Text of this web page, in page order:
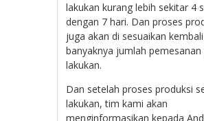
lakukan kurang lebih sekitar 4
dengan 7 hari. Dan proses
juga akan di sesuaikan
banyaknya jumlah pemesanan
lakukan.
Dan setelah proses produksi
lakukan, tim kami akan
menginformasikan kepada